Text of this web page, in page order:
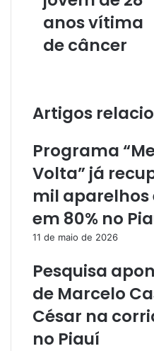
e
m
l
anos vítima
de câncer
Artigos
Programa
Volta” já
mil aparelhos
em 80% no
11 de maio de 2026
Pesquisa
de Marcelo
César na
no Piauí